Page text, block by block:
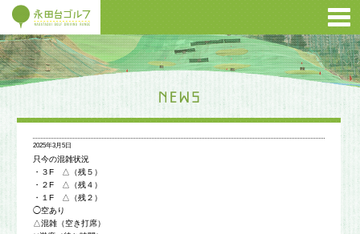
2025年3月5日
只今の混雑状況
・３F △（残５）
・２F △（残４）
・１F △（残２）
◯空あり
△混雑（空き打席）